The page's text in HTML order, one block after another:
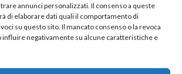
annunci personalizzati. Il consenso a queste
di elaborare dati quali il comportamento di
su questo sito. Il mancato consenso o la revoca
influire negativamente su alcune caratteristiche e